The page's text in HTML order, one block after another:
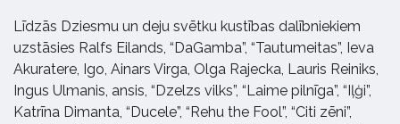
Līdzās Dziesmu un deju svētku kustības dalībniekiem
uzstāsies Ralfs Eilands, “DaGamba”, “Tautumeitas”, Ieva
Akuratere, Igo, Ainars Virga, Olga Rajecka, Lauris Reiniks,
Ingus Ulmanis, ansis, “Dzelzs vilks”, “Laime pilnīga”, “Iļģi”,
Katrīna Dimanta, “Ducele”, “Rehu the Fool”, “Citi zēni”,